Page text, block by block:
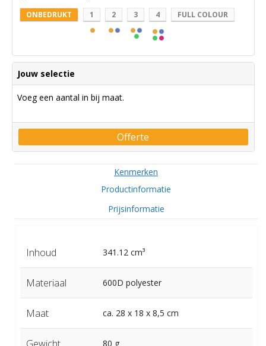
ONBEDRUKT 1 2 3 4 FULL COLOUR
Jouw selectie
Voeg een aantal in bij maat.
Offerte
Kenmerken
Productinformatie
Prijsinformatie
Inhoud 341.12 cm³
Materiaal 600D polyester
Maat ca. 28 x 18 x 8,5 cm
Gewicht 80 g